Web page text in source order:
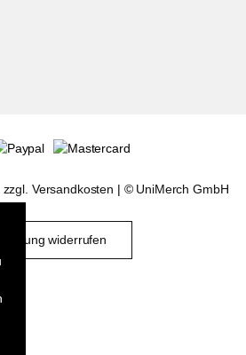
zzgl. Versandkosten | © UniMerch GmbH
widerrufen